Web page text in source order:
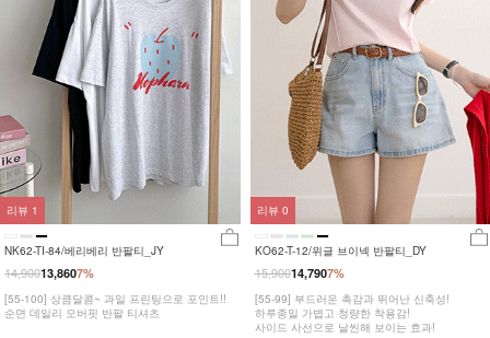
NK62-TI-84/베리베리 반팔티_JY
7%
14,90013,860
[55-100] 상큼달콤~ 과일 프린팅으로 포인트!!
순면 데일리 오버핏 반팔 티셔츠
리뷰 1
KO62-T-12/위글 브이넥 반팔티_DY
7%
15,90014,790
[55-99] 부드러운 촉감과 뛰어난 신축성!
하루종일 가볍고 청량한 착용감!
사이드 사선으로 날씬해 보이는 효과!
리뷰 0